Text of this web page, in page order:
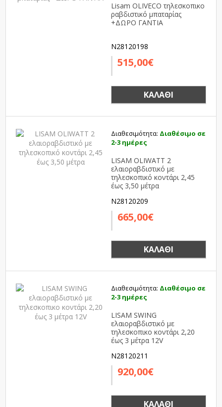
Lisam OLIVECO τηλεσκοπικο
ραβδιστικό μπαταρίας
+ΔΩΡΟ ΓΑΝΤΙΑ
N28120198
515,00€
ΚΑΛΆΘΙ
Διαθεσιμότητα: Διαθέσιμο σε
2-3 ημέρες
LISAM OLIWATT 2
ελαιοραβδιστικό με
τηλεσκοπικό κοντάρι 2,45
έως 3,50 μέτρα
N28120209
665,00€
ΚΑΛΆΘΙ
Διαθεσιμότητα: Διαθέσιμο σε
2-3 ημέρες
LISAM SWING
ελαιοραβδιστικό με
τηλεσκοπικο κοντάρι 2,20
έως 3 μέτρα 12V
N28120211
920,00€
ΚΑΛΆΘΙ